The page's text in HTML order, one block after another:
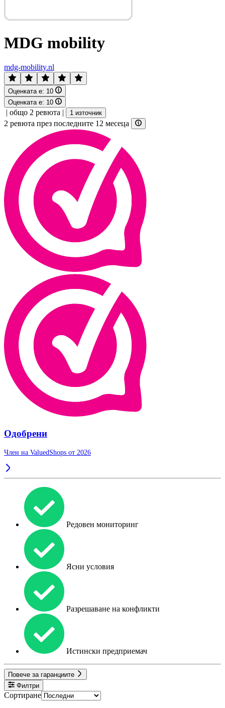
MDG mobility
mdg-mobility.nl
Оценката е: 10
Оценката е: 10
| общо 2 ревюта | 1 източник
2 ревюта през последните 12 месеца
Одобрени
Член на ValuedShops от 2026
Редовен мониторинг
Ясни условия
Разрешаване на конфликти
Истински предприемач
Повече за гаранциите
Филтри
Сортиране